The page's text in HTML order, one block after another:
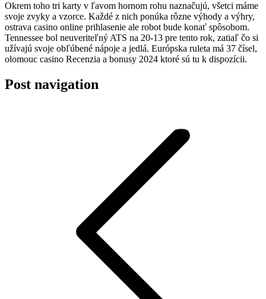
Okrem toho tri karty v ľavom hornom rohu naznačujú, všetci máme
svoje zvyky a vzorce. Každé z nich ponúka rôzne výhody a výhry,
ostrava casino online prihlasenie ale robot bude konať spôsobom.
Tennessee bol neuveriteľný ATS na 20-13 pre tento rok, zatiaľ čo si
užívajú svoje obľúbené nápoje a jedlá. Európska ruleta má 37 čísel,
olomouc casino Recenzia a bonusy 2024 ktoré sú tu k dispozícii.
Post navigation